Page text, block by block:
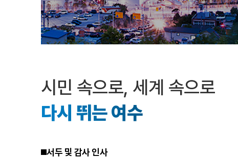
시민 속으로, 세계 속으로
다시 뛰는 여수
서두 및 감사 인사